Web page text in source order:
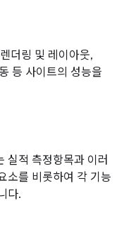
더링 및 레이아웃,
등 사이트의 성능을
실적 측정항목과 이러
소를 비롯하여 각 기능
다.